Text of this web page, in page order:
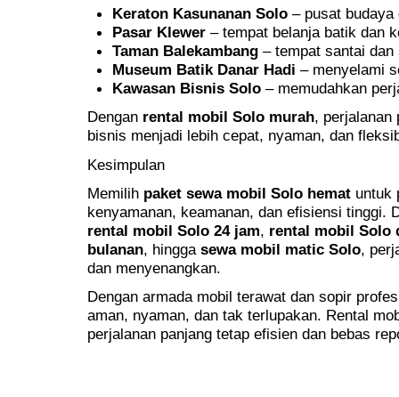
Keraton Kasunanan Solo – pusat
Pasar Klewer – tempat belanja batik dan
Taman Balekambang – tempat santai
Museum Batik Danar Hadi – menyelami
Kawasan Bisnis Solo – memudahkan
Dengan rental mobil Solo murah, perjalanan
bisnis menjadi lebih cepat, nyaman, dan
Kesimpulan
Memilih paket sewa mobil Solo hemat untuk
kenyamanan, keamanan, dan efisiensi tinggi.
rental mobil Solo 24 jam, rental mobil Solo
bulanan, hingga sewa mobil matic Solo,
dan menyenangkan.
Dengan armada mobil terawat dan sopir
aman, nyaman, dan tak terlupakan. Rental
perjalanan panjang tetap efisien dan bebas